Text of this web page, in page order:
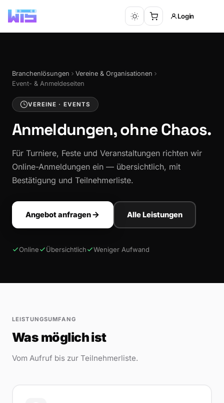
Login
Branchenlösungen
Vereine & Organisationen
Event- & Anmeldeseiten
VEREINE · EVENTS
Anmeldungen,ohne Chaos.
Für Turniere, Feste und Veranstaltungen richten wir
Online-Anmeldungen ein — übersichtlich, mit
Bestätigung und Teilnehmerliste.
Angebot anfragen Alle Leistungen
Online Übersichtlich Weniger Aufwand
LEISTUNGSUMFANG
Was möglich ist
Vom Aufruf bis zur Teilnehmerliste.